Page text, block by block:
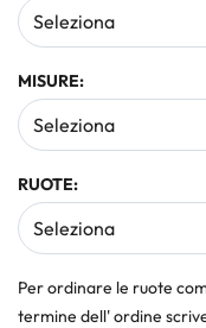
MISURE:
RUOTE:
Per ordinare le ruote
termine dell' ordine